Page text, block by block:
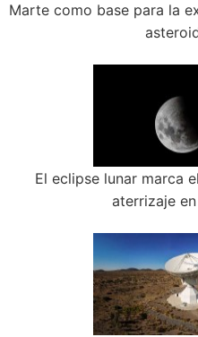
Marte como base para la
El eclipse lunar marca
aterrizaje